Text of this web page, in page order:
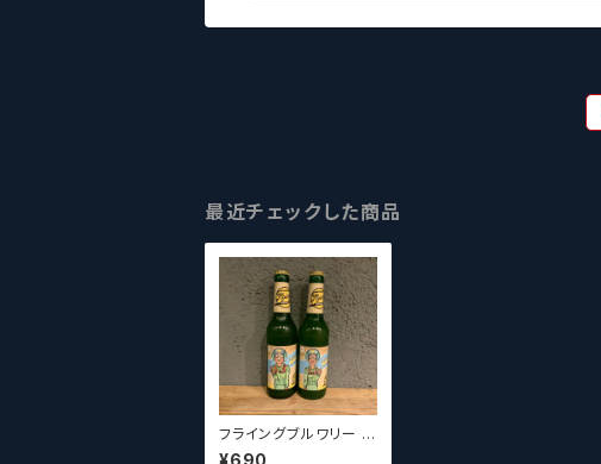
最近チェックした商品
フライングブルワリー レ
モンラドラー Flying
¥690